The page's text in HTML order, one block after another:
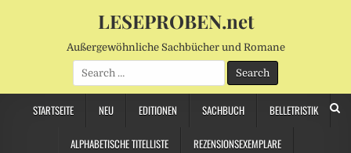
LESEPROBEN.net
Außergewöhnliche Sachbücher und Romane
Search
for:
STARTSEITE NEU EDITIONEN SACHBUCH BELLETRISTIK
ALPHABETISCHE TITELLISTE REZENSIONSEXEMPLARE